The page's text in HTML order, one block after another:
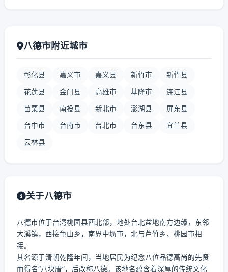
八德市附近城市
彰化县 嘉义市 嘉义县 新竹市 新竹县
花莲县 金门县 高雄市 基隆市 连江县
苗栗县 南投县 新北市 澎湖县 屏东县
台中市 台南市 台北市 台东县 宜兰县
云林县
关于八德市
八德市位于台湾桃园县西北部，地处台北盆地南方边缘，东邻
大溪镇，西接龟山乡，南界中坜市，北与芦竹乡、桃园市相
接。
其名源于清朝乾隆年间，当地居民为纪念八位品德高尚的先贤
而得名“八块厝”，后改称八德。该地名蕴含着深厚的传统文化